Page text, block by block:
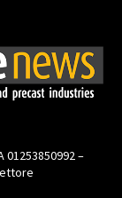
01253850992 –